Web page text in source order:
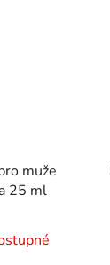
muže
25 ml